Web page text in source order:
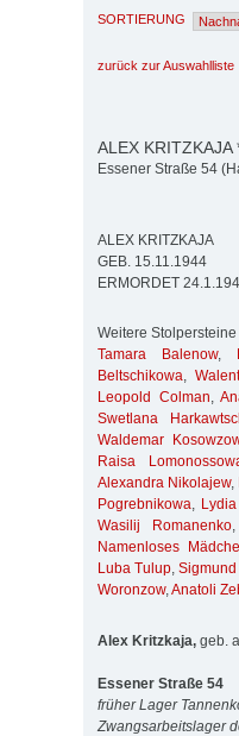
SORTIERUNG
zurück zur Auswahlliste
ALEX KRITZKAJA
Essener Straße 54
ALEX KRITZKAJA
GEB. 15.11.1944
ERMORDET
Weitere Stolpersteine
Tamara Balenow,
Beltschikowa,
Leopold Colman,
Swetlana
Waldemar
Raisa
Alexandra Nikolajew,
Pogrebnikowa,
Wasilij Romanenko,
Namenloses
Luba Tulup,
Woronzow,Anatoli
Alex Kritzkaja, geb.
Essener Straße 54
früher Lager
Zwangsarbeitslager